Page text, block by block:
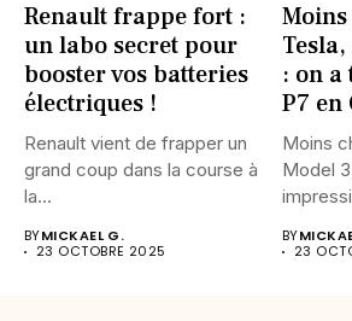
Renault frappe fort :
un labo secret pour
booster vos batteries
électriques !
Renault vient de frapper un
grand coup dans la course à
la...
BYMICKAEL G.
23 OCTOBRE 2025
Moins
: on a
P7 en
Moins
Model
BY
23